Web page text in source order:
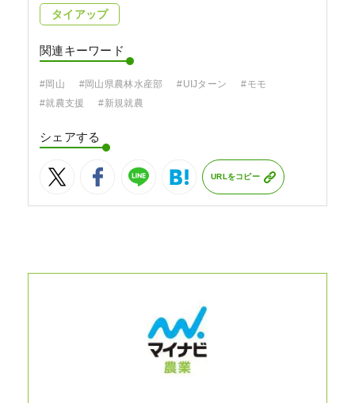
タイアップ
関連キーワード
#岡山 #岡山県農林水産部 #UIJターン
#モモ
#就農支援
#新規就農
シェアする
URLをコピー